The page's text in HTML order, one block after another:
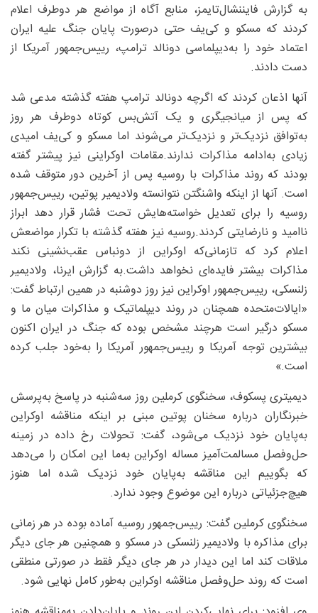
به گزارش فایننشال‌تایمز، منابع آگاه از مواضع هر دوطرف اعلام
کردند که مسکو و کی‌یف حتی درصورت پایان جنگ علیه ایران
اعتماد خود را به‌دیپلماسی دونالد ترامپ، رییس‌جمهور آمریکا از
دست دادند.
آنها اذعان کردند که اگرچه دونالد ترامپ هفته گذشته مدعی شد
که پس از میانجیگری و یک آتش‌بس کوتاه دوطرف هر روز
به‌توافق نزدیک‌تر و نزدیک‌تر می‌شوند اما مسکو و کی‌یف امیدی
زیادی به‌ادامه مذاکرات ندارند.مقامات اوکراینی نیز پیشتر گفته
بودند که روند مذاکرات با روسیه پس از آخرین دور متوقف شده
است. آنها از اینکه واشنگتن نتوانسته ولادیمیر پوتین، رییس‌جمهور
روسیه را برای تعدیل خواسته‌هایش تحت فشار قرار دهد ابراز
ناامید و نارضایتی کردند.روسیه نیز هفته گذشته با تکرار مواضعش
اعلام کرد که تازمانی‌که اوکراین از دونباس عقب‌نشینی نکند
مذاکرات بیشتر فایده‌ای نخواهد داشت.به گزارش ایرنا، ولادیمیر
زلنسکی، رییس‌جمهور اوکراین نیز روز دوشنبه در همین ارتباط گفت:
«ایالات‌متحده همچنان در روند دیپلماتیک و مذاکرات میان ما و
مسکو درگیر است هرچند مشخص بوده که جنگ در ایران اکنون
بیشترین توجه آمریکا و رییس‌جمهور آمریکا را به‌خود جلب کرده
است.»
دیمیتری پسکوف، سخنگوی کرملین روز سه‌شنبه در پاسخ به‌پرسش
خبرنگاران درباره سخنان پوتین مبنی بر اینکه مناقشه اوکراین
به‌پایان خود نزدیک می‌شود، گفت: تحولات رخ داده در زمینه
حل‌وفصل مسالمت‌آمیز مساله اوکراین به‌ما این امکان را می‌دهد
که بگوییم این مناقشه به‌پایان خود نزدیک شده اما هنوز
هیچ‌جزئیاتی درباره این موضوع وجود ندارد.
سخنگوی کرملین گفت: رییس‌جمهور روسیه آماده بوده در هر زمانی
برای مذاکره با ولادیمیر زلنسکی در مسکو و همچنین هر جای دیگر
ملاقات کند اما این دیدار در هر جای دیگر فقط در صورتی منطقی
است که روند حل‌وفصل مناقشه اوکراین به‌طور کامل نهایی شود.